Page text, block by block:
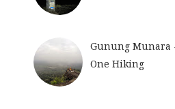
Gunung Munara
One Hiking